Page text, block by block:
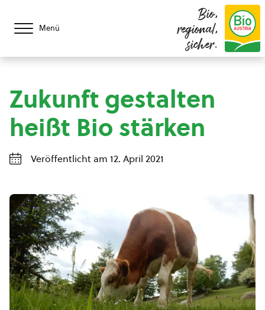
Menü
Bio,
regional,
sicher.
Zukunft gestalten
heißt Bio stärken
Veröffentlicht am 12. April 2021